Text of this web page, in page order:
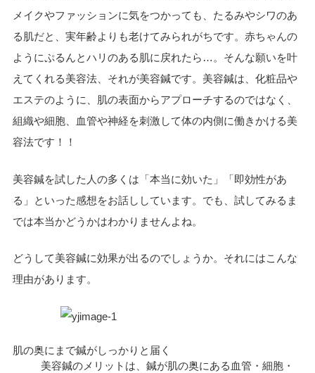
メイクやファッションに気をつかっても、たるみやシワのあ
る肌だと、実年齢よりも老けてみられがちです。赤ちゃんの
ようにぷるんとハリのある肌に戻れたら…。そんな願いを叶
えてくれる美容法、それが美容鍼です。美容鍼は、化粧品や
エステのように、肌の表面からアプローチするのではなく、
組織や細胞、血管や神経を刺激して体の内側に働きかける美
容法です！！
美容鍼を試した人の多くは「本当に効いた」「即効性があ
る」といった感想をお話ししています。でも、試してみるま
では本当かどうかはわかりませんよね。
どうして美容鍼に効果が出るのでしょうか。それにはこんな
理由があります。
肌の奥にまで鍼がしっかりと届く
美容鍼のメリットは、鍼が肌の奥にある血管・細胞・